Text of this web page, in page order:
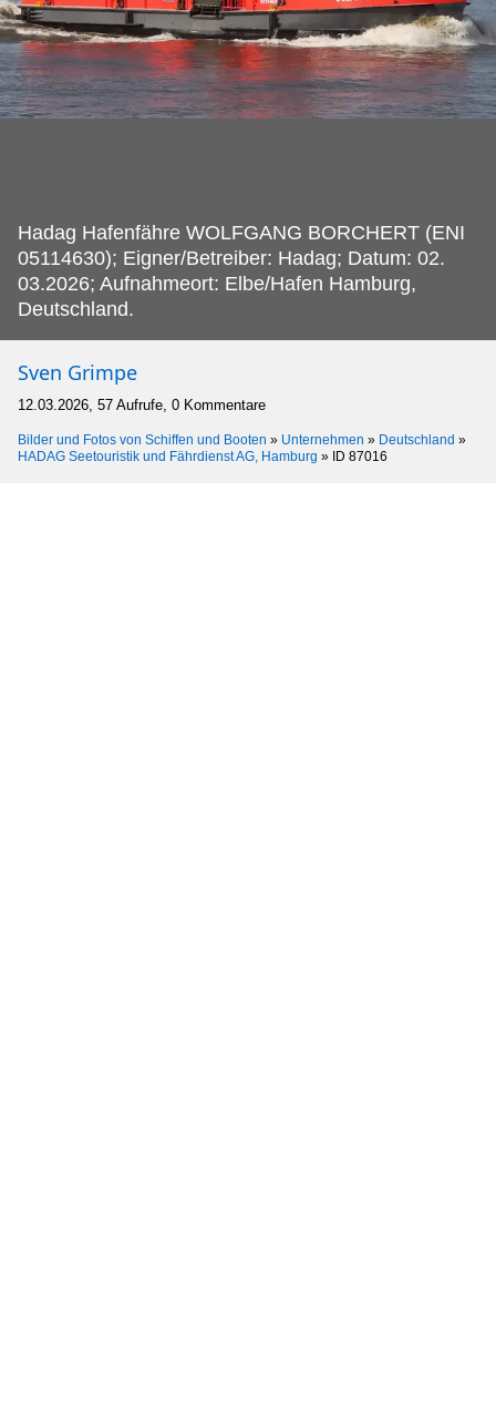
Hadag Hafenfähre WOLFGANG BORCHERT (ENI
05114630); Eigner/Betreiber: Hadag; Datum: 02.
03.2026; Aufnahmeort: Elbe/Hafen Hamburg,
Deutschland.
Sven Grimpe
12.03.2026, 57 Aufrufe, 0 Kommentare
Bilder und Fotos von Schiffen und Booten » Unternehmen » Deutschland »
HADAG Seetouristik und Fährdienst AG, Hamburg » ID 87016